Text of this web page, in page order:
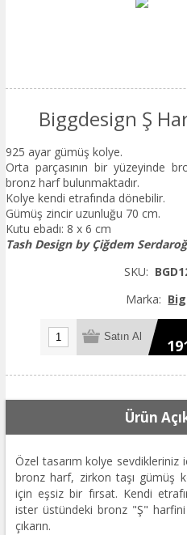
Biggdesign Ş
925 ayar gümüş kolye.
Orta parçasının bir yüzeyinde
bronz harf bulunmaktadır.
Kolye kendi etrafında dönebilir.
Gümüş zincir uzunluğu 70 cm.
Kutu ebadı: 8 x 6 cm
Tash Design by Çiğdem
SKU:
Marka:
Ürün
Özel tasarım kolye sevdikleriniz
bronz harf, zirkon taşı gümüş
için eşsiz bir fırsat. Kendi
ister üstündeki bronz "Ş"
çıkarın.